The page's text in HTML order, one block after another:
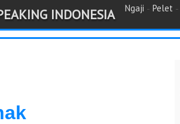
INDONESIA Ngaji - Pelet -